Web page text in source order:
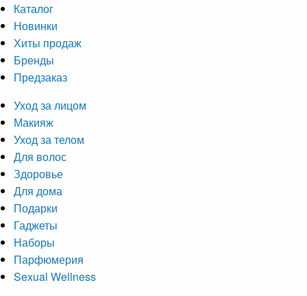
Каталог
Новинки
Хиты продаж
Бренды
Предзаказ
Уход за лицом
Макияж
Уход за телом
Для волос
Здоровье
Для дома
Подарки
Гаджеты
Наборы
Парфюмерия
Sexual Wellness